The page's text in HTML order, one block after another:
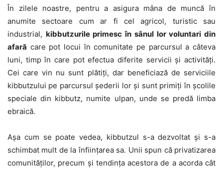
În zilele noastre, pentru a asigura mâna de muncă în
anumite sectoare cum ar fi cel agricol, turistic sau
industrial, kibbutzurile primesc în sânul lor voluntari din
afară care pot locui în comunitate pe parcursul a câteva
luni, timp în care pot efectua diferite servicii și activități.
Cei care vin nu sunt plătiți, dar beneficiază de serviciile
kibbutzului pe parcursul șederii lor și sunt primiți în școlile
speciale din kibbutz, numite ulpan, unde se predă limba
ebraică.
Așa cum se poate vedea, kibbutzul s-a dezvoltat și s-a
schimbat mult de la înființarea sa. Unii spun că privatizarea
comunităților, precum și tendința acestora de a acorda cât